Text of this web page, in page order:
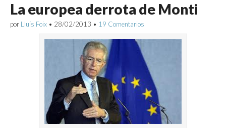
La europea derrota de Monti
por Lluís Foix • 28/02/2013 • 19 Comentarios